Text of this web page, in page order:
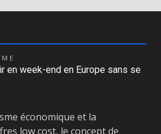
en week-end en Europe sans se
économique et la
low cost, le concept de